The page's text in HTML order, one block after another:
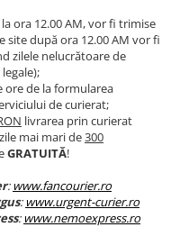
ora 12.00 AM, vor fi trimise
site după ora 12.00 AM vor fi
zilele nelucrătoare de
ore de la formularea
de curierat;
livrarea prin curierat
mai mari de300
GRATUITĂ!
: www.fancourier.ro
: www.urgent-curier.ro
: www.nemoexpress.ro